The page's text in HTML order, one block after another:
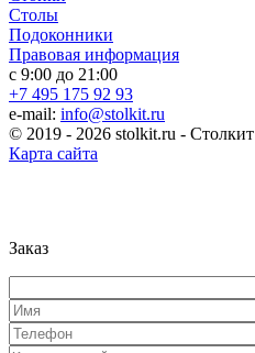
Столы
Подоконники
Правовая информация
с 9:00 до 21:00
+7 495 175 92 93
e-mail: info@stolkit.ru
© 2019 - 2026 stolkit.ru - Столкит
Карта сайта
Заказ